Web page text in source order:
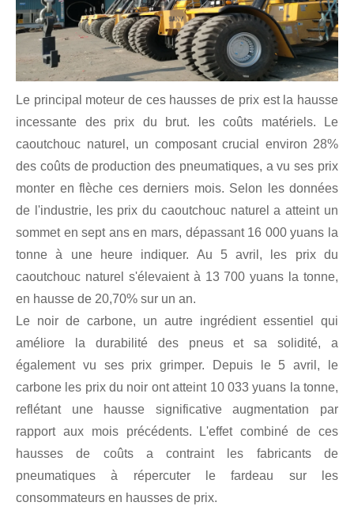
Le principal moteur de ces hausses de prix est la hausse
incessante des prix du brut. les coûts matériels. Le
caoutchouc naturel, un composant crucial environ 28%
des coûts de production des pneumatiques, a vu ses prix
monter en flèche ces derniers mois. Selon les données
de l'industrie, les prix du caoutchouc naturel a atteint un
sommet en sept ans en mars, dépassant 16 000 yuans la
tonne à une heure indiquer. Au 5 avril, les prix du
caoutchouc naturel s'élevaient à 13 700 yuans la tonne,
en hausse de 20,70% sur un an.
Le noir de carbone, un autre ingrédient essentiel qui
améliore la durabilité des pneus et sa solidité, a
également vu ses prix grimper. Depuis le 5 avril, le
carbone les prix du noir ont atteint 10 033 yuans la tonne,
reflétant une hausse significative augmentation par
rapport aux mois précédents. L'effet combiné de ces
hausses de coûts a contraint les fabricants de
pneumatiques à répercuter le fardeau sur les
consommateurs en hausses de prix.